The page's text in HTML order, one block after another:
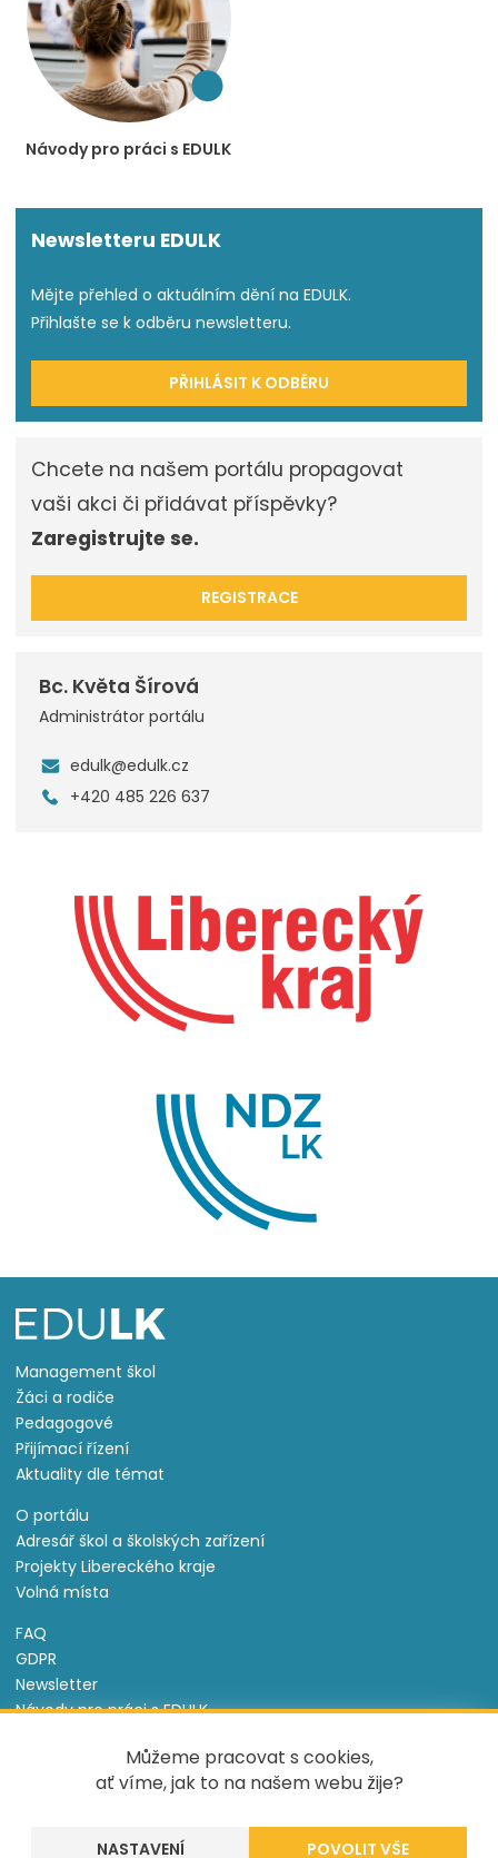
Můžeme pracovat s cookies,
ať víme, jak to na našem webu žije?
NASTAVENÍ
Návody pro práci s EDULK
Newsletteru EDULK
Mějte přehled o aktuálním dění na EDULK.
Přihlašte se k odběru newsletteru.
PŘIHLÁSIT K ODBĚRU
Chcete na našem portálu propagovat
vaši akci či přidávat příspěvky?
Zaregistrujte se.
REGISTRACE
Bc. Květa Šírová
Administrátor portálu
edulk@edulk.cz
+420 485 226 637
Management škol
Žáci a rodiče
Pedagogové
Přijímací řízení
Aktuality dle témat
O portálu
Adresář škol a školských zařízení
Projekty Libereckého kraje
Volná místa
FAQ
GDPR
Newsletter
Návody pro práci s EDULK
Nastavení cookies
Informace o souborech cookie
Tento projekt je spolufinancován Evropským sociálním